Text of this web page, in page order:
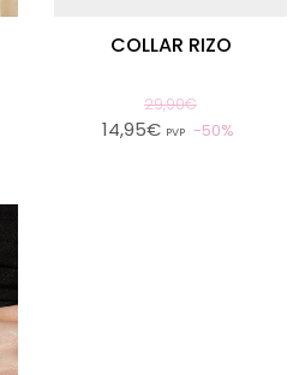
COLLAR RIZO
29,90€
14,95€ PVP 50%